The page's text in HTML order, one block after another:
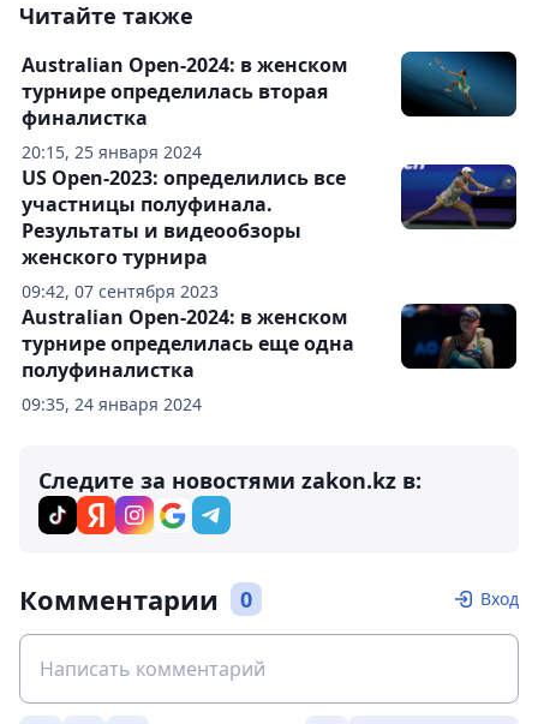
Читайте также
20:15, 25 января 2024
Australian Open-2024: в женском
турнире определилась вторая
финалистка
09:42, 07 сентября 2023
US Open-2023: определились все
участницы полуфинала.
Результаты и видеообзоры
женского турнира
09:35, 24 января 2024
Australian Open-2024: в женском
турнире определилась еще одна
полуфиналистка
Следите за новостями zakon.kz в:
Комментарии 0 Вход